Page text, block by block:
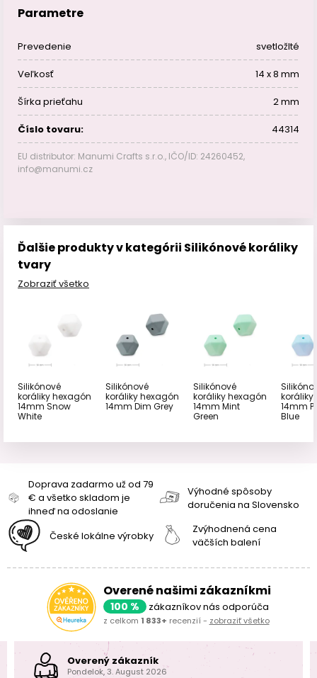
Parametre
Prevedenie svetložlté
Veľkosť 14 x 8 mm
Šírka prieťahu 2 mm
Číslo tovaru: 44314
EU distributor: Manumi Crafts s.r.o., IČO/ID: 24260452,
info@manumi.cz
Ďalšie produkty v kategórii Silikónové koráliky
tvary
Zobraziť všetko
Silikónové
koráliky hexagón
14mm Snow
White
Silikónové
koráliky hexagón
14mm Dim Grey
Silikónové
koráliky hexagón
14mm Mint
Green
koráliky
14mm
Blue
Doprava zadarmo už od 79
€ a všetko skladom je
ihneď na odoslanie
Výhodné spôsoby
doručenia na Slovensko
České lokálne výrobky
Zvýhodnená cena
väčších balení
Overené našimi zákazníkmi
100 % zákazníkov nás odporúča
z celkom 1 833+ recenzií - zobraziť všetko
Overený zákazník
Pondelok, 3. August 2026